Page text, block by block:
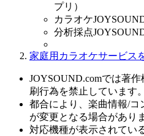
プリ）
カラオケ
分析採点
家庭用カラオケサービス
JOYSOUND.comでは著
刷行為を禁止しています。
都合により、楽曲情報/コ
が変更となる場合があり
対応機種が表示されてい